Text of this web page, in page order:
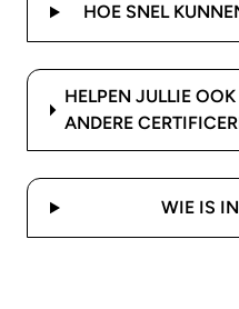
HOE SNEL
HELPEN JULLIE
ANDERE
WIE IS